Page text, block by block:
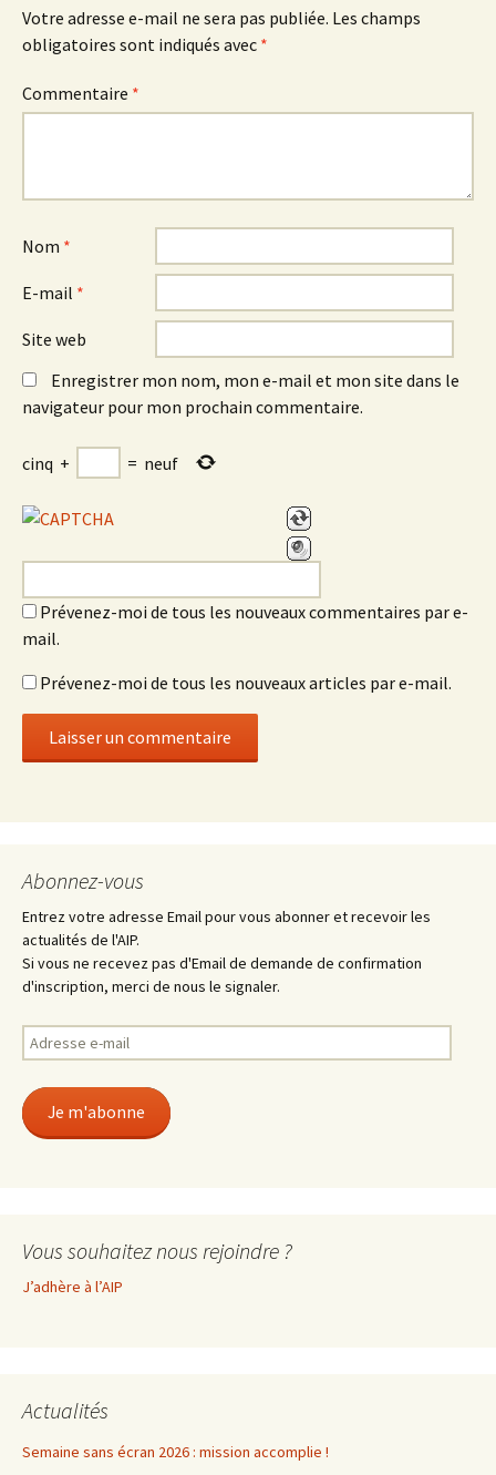
Votre adresse e-mail ne sera pas publiée. Les champs
obligatoires sont indiqués avec *
Commentaire *
Nom *
E-mail *
Site web
Enregistrer mon nom, mon e-mail et mon site dans le
navigateur pour mon prochain commentaire.
cinq + = neuf
Prévenez-moi de tous les nouveaux commentaires par e-
mail.
Prévenez-moi de tous les nouveaux articles par e-mail.
Abonnez-vous
Entrez votre adresse Email pour vous abonner et recevoir les
actualités de l'AIP.
Si vous ne recevez pas d'Email de demande de confirmation
d'inscription, merci de nous le signaler.
Adresse
e-
Je m'abonne
Vous souhaitez nous rejoindre ?
J’adhère à l’AIP
Actualités
Semaine sans écran 2026 : mission accomplie !